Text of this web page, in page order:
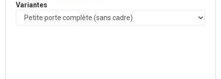
Variantes